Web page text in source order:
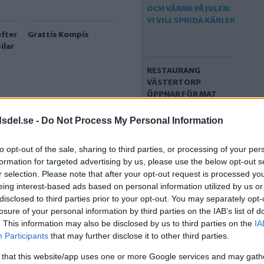
- Do Not Process My Personal Information
opt-out of the sale, sharing to third parties, or processing of your
for targeted advertising by us, please use the below opt-out
selection. Please note that after your opt-out request is processed
interest-based ads based on personal information utilized by us
to third parties prior to your opt-out. You may separately
of your personal information by third parties on the IAB’s list of
This information may also be disclosed by us to third parties on the
Participants that may further disclose it to other third parties.
that this website/app uses one or more Google services and may
Grattis Kompis
tomma
RESTAURANG
VÄSTERTORP
ÖPPNAR FÖR MAT
VI VILL SPRIDA KÄRLEK
TVÅ TILL SJUKHUS
EFTER KROCK MED